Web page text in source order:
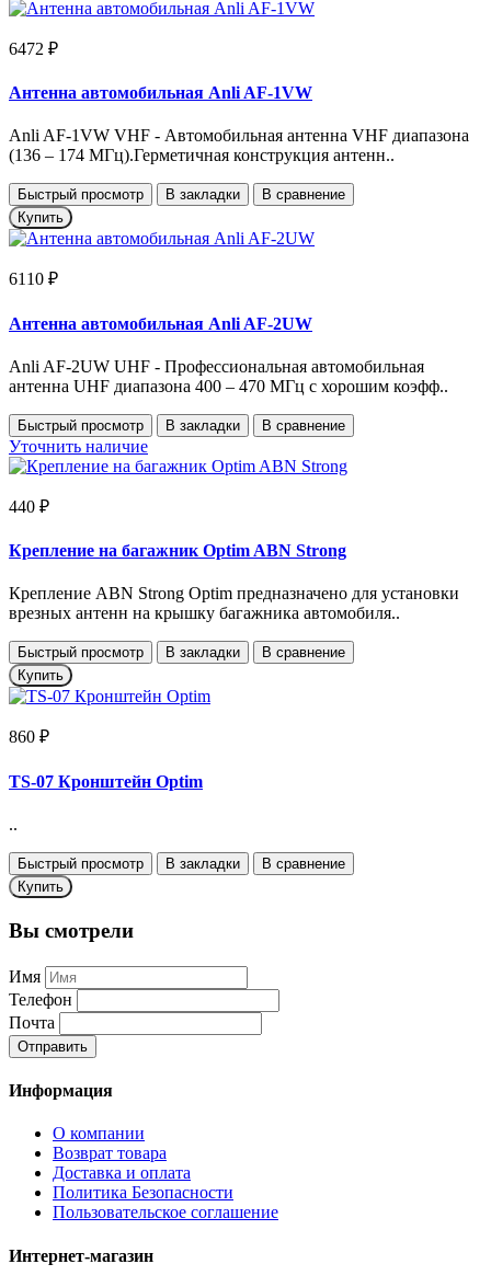
6472 ₽
Антенна автомобильная Anli AF-1VW
Anli AF-1VW VHF - Автомобильная антенна VHF диапазона
(136 – 174 МГц).Герметичная конструкция антенн..
Быстрый просмотр В закладки
В сравнение
Купить
6110 ₽
Антенна автомобильная Anli AF-2UW
Anli AF-2UW UHF - Профессиональная автомобильная
антенна UHF диапазона 400 – 470 МГц с хорошим коэфф..
Быстрый просмотр В закладки В сравнение
Уточнить наличие
440 ₽
Крепление на багажник Optim ABN Strong
Крепление ABN Strong Optim предназначено для установки
врезных антенн на крышку багажника автомобиля..
Быстрый просмотр В закладки
В сравнение
Купить
860 ₽
TS-07 Кронштейн Optim
..
Быстрый просмотр В закладки
В сравнение
Купить
Вы смотрели
Имя
Телефон
Почта
Отправить
Информация
О компании
Возврат товара
Доставка и оплата
Политика Безопасности
Пользовательское соглашение
Интернет-магазин